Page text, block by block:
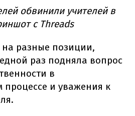
обвинили учителей в
с Threads
на разные позиции,
раз подняла вопрос
в
процессе и уважения к